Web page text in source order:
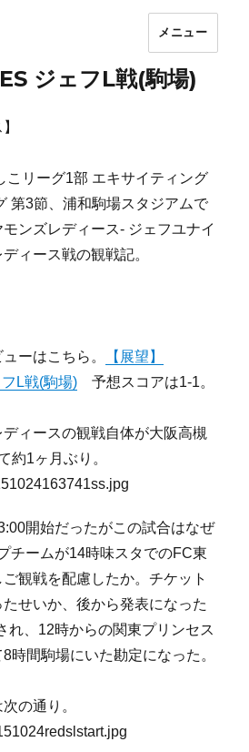
メニュー
ジェフL戦(駒場)
こリーグ1部 エキサイティング
第3節、浦和駒場スタジアムで
ンズレディース- ジェフユナイ
ィース戦の観戦記。
ーはこちら。
【展望】
L戦(駒場) 予想スコアは1-1。
ィースの観戦自体が大阪高槻
約1ヶ月ぶり。
開始だったがこの試合はなぜ
チームが14時味スタでのFC東
観戦を配慮したか。チケット
せいか、後から発表になった
れ、12時からの関東プリンセス
時間駒場にいた勘定になった。
の通り。